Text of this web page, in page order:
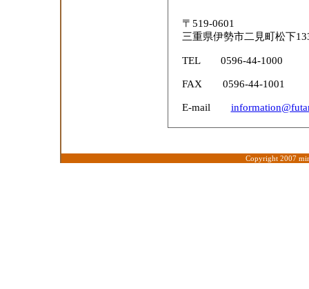
〒519-0601
三重県伊勢市
TEL 0596-44-1000
FAX 0596-44-1001
E-mail
Copyright 2007